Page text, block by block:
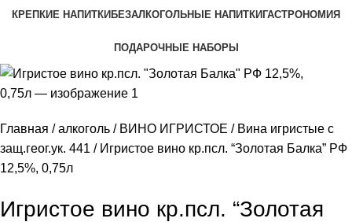
КРЕПКИЕ НАПИТКИБЕЗАЛКОГОЛЬНЫЕ НАПИТКИГАСТРОНОМИЯ
ПОДАРОЧНЫЕ НАБОРЫ
Главная алкоголь ВИНО ИГРИСТОЕ
Вина игристые с
защ.геог.ук. 441
Игристое вино кр.псл. “Золотая Балка” РФ
12,5%, 0,75л
Игристое вино кр.псл. “Золотая